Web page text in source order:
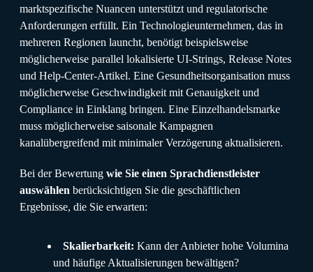
marktspezifische Nuancen unterstützt und regulatorische
Anforderungen erfüllt. Ein Technologieunternehmen, das in
mehreren Regionen launcht, benötigt beispielsweise
möglicherweise parallel lokalisierte UI-Strings, Release Notes
und Help-Center-Artikel. Eine Gesundheitsorganisation muss
möglicherweise Geschwindigkeit mit Genauigkeit und
Compliance in Einklang bringen. Eine Einzelhandelsmarke
muss möglicherweise saisonale Kampagnen
kanalübergreifend mit minimaler Verzögerung aktualisieren.
Bei der Bewertung wie Sie einen Sprachdienstleister
auswählen berücksichtigen Sie die geschäftlichen
Ergebnisse, die Sie erwarten:
Skalierbarkeit: Kann der Anbieter hohe Volumina
und häufige Aktualisierungen bewältigen?